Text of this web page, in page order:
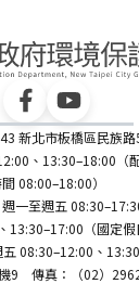
新北市板橋區民族路
、13:30–18:00（
08:00–18:00）
一至週五
13:30–17:00（國定假
08:30–12:00、
9 傳真：（02）